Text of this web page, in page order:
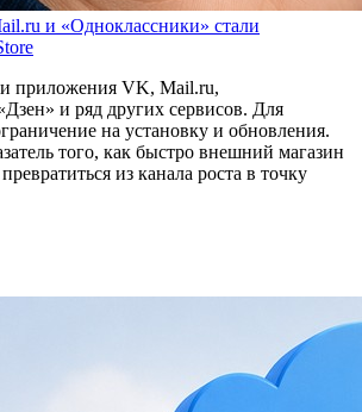
и «Одноклассники» стали
приложения VK, Mail.ru,
и ряд других сервисов. Для
на установку и обновления.
того, как быстро внешний магазин
из канала роста в точку